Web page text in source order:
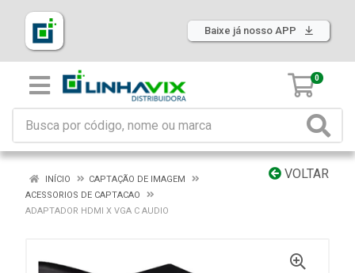
Baixe já nosso APP
0
VOLTAR
INÍCIO
CAPTAÇÃO DE IMAGEM
ACESSORIOS DE CAPTACAO
ADAPTADOR HDMI X VGA C AUDIO